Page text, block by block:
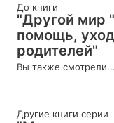
До книги
"Другой мир
помощь,
родителей"
Вы также смотрели...
Другие книги серии